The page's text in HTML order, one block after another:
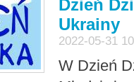
Dzień
Ukrainy
2022-05-31
W Dzień